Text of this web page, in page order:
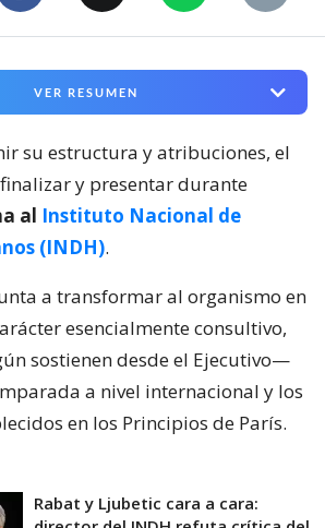
VER RESUMEN
su estructura y atribuciones, el
y presentar durante
al Instituto Nacional de
(INDH).
a transformar al organismo en
esencialmente consultivo,
sostienen desde el Ejecutivo—
a nivel internacional y los
en los Principios de París.
Rabat y Ljubetic cara a cara: